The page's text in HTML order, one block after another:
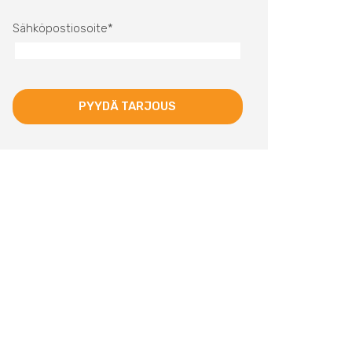
Sähköpostiosoite*